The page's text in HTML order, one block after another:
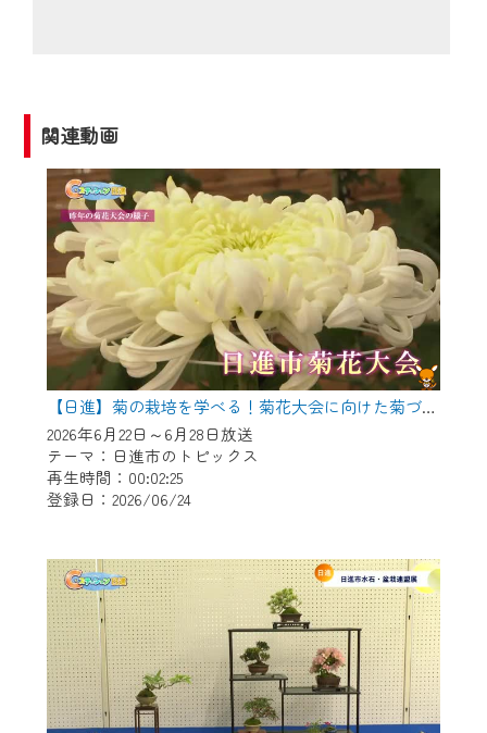
関連動画
【日進】菊の栽培を学べる！菊花大会に向けた菊づくり講習会
2026年6月22日～6月28日放送
テーマ：日進市のトピックス
再生時間：00:02:25
登録日：2026/06/24
2024年9月24日からはご加入者様へのサー
ビス向上のため、
『CCNet Web TV』を利用いただくには、
一部コンテンツを除き、
CCNetサービスへの加入と『CCNetマイ
ページ※』へのログインが必要となりま
す。
何卒、ご理解ご了承の程よろしくお願い
いたします。
※マイページへのログインには、MyIDが必
要となります。
※MyIDとは、CCNet Web TVを含むCCNetの
各種サービスをご利用頂くためのIDです。
（GmailやYahooなどのフリーメールアドレ
スでも作成可能です）
※マイページへのログイン・MyIDの新規登
録はこちらから
※CCNetアプリをご利用中の方は引き続き
ご視聴いただけます。